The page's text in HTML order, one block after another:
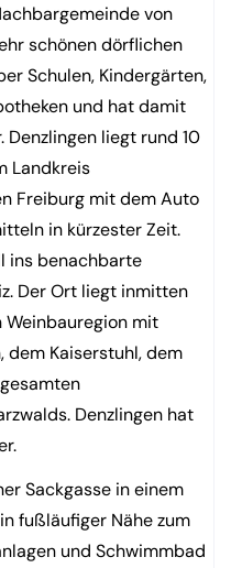
von
schönen dörflichen
Schulen, Kindergärten,
und hat damit
liegt rund 10
Landkreis
Freiburg mit dem Auto
in kürzester Zeit.
ins benachbarte
Der Ort liegt inmitten
mit
dem Kaiserstuhl, dem
Denzlingen hat
Sackgasse in einem
fußläufiger Nähe zum
und Schwimmbad